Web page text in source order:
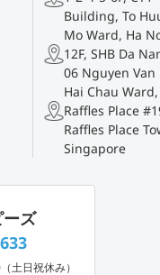
Building, To
Mo Ward, Ha
12F, SHB Da
06 Nguyen Van
Hai Chau
Raffles Place
Raffles Place
Singapore
ズ
土日祝休み）